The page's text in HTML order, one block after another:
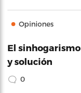
Opiniones
El
y solución
0